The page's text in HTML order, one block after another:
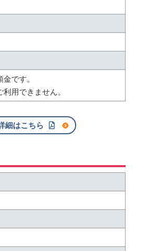
です。
用できません。
細はこちら